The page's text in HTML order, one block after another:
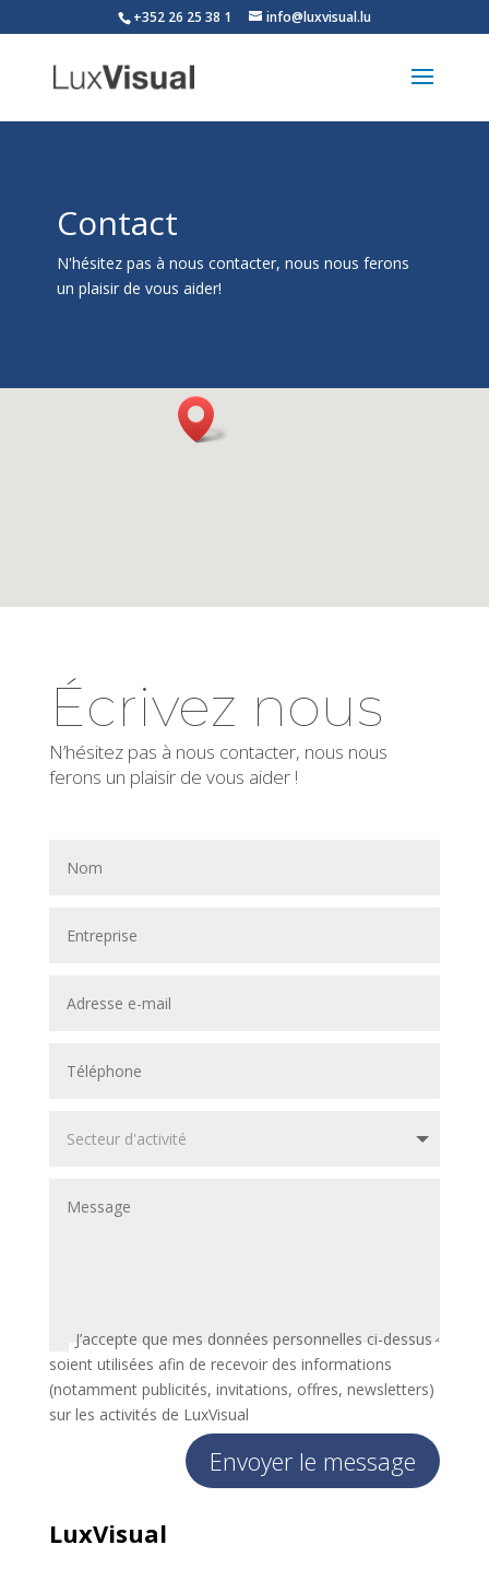
+352 26 25 38 1 info@luxvisual.lu
Contact
N'hésitez pas à nous contacter, nous nous ferons
un plaisir de vous aider!
Écrivez nous
N’hésitez pas à nous contacter, nous nous
ferons un plaisir de vous aider !
J’accepte que mes données personnelles ci-dessus
soient utilisées afin de recevoir des informations
(notamment publicités, invitations, offres, newsletters)
sur les activités de LuxVisual
Envoyer le message
LuxVisual